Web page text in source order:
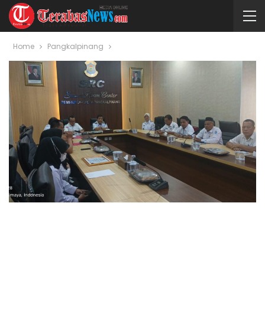
Home Pangkalpinang